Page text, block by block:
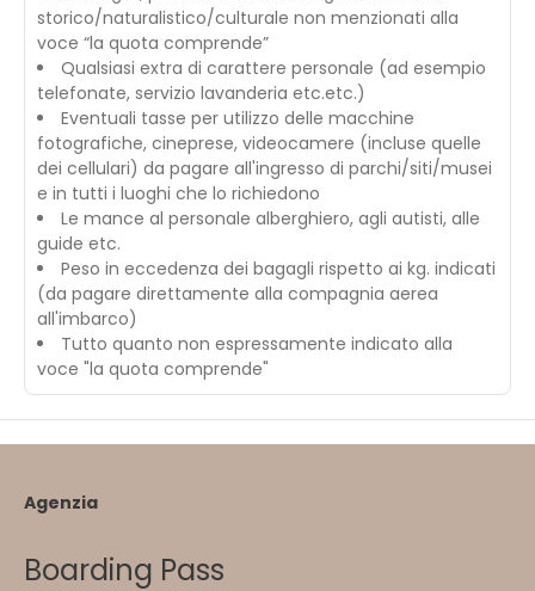
storico/naturalistico/culturale non menzionati alla
voce “la quota comprende”
Qualsiasi extra di carattere personale (ad esempio
telefonate, servizio lavanderia etc.etc.)
Eventuali tasse per utilizzo delle macchine
fotografiche, cineprese, videocamere (incluse quelle
dei cellulari) da pagare all'ingresso di parchi/siti/musei
e in tutti i luoghi che lo richiedono
Le mance al personale alberghiero, agli autisti, alle
guide etc.
Peso in eccedenza dei bagagli rispetto ai kg. indicati
(da pagare direttamente alla compagnia aerea
all'imbarco)
Tutto quanto non espressamente indicato alla
voce "la quota comprende"
Agenzia
Boarding Pass